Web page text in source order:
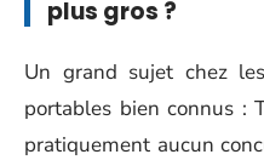
plus gros ?
Un grand sujet chez
portables bien connus :
pratiquement aucun